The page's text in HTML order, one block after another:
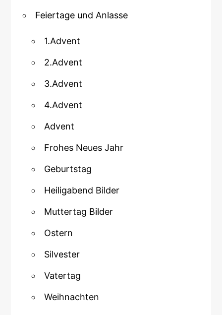
Feiertage und Anlasse
1.Advent
2.Advent
3.Advent
4.Advent
Advent
Frohes Neues Jahr
Geburtstag
Heiligabend Bilder
Muttertag Bilder
Ostern
Silvester
Vatertag
Weihnachten